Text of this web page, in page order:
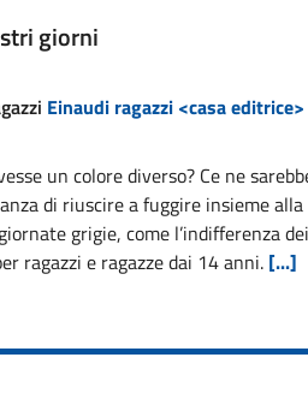
giorni
Einaudi ragazzi <casa editrice>
un colore diverso? Ce ne
di riuscire a fuggire insieme
grigie, come l’indifferenza
ragazzi e ragazze dai 14 anni. [...]